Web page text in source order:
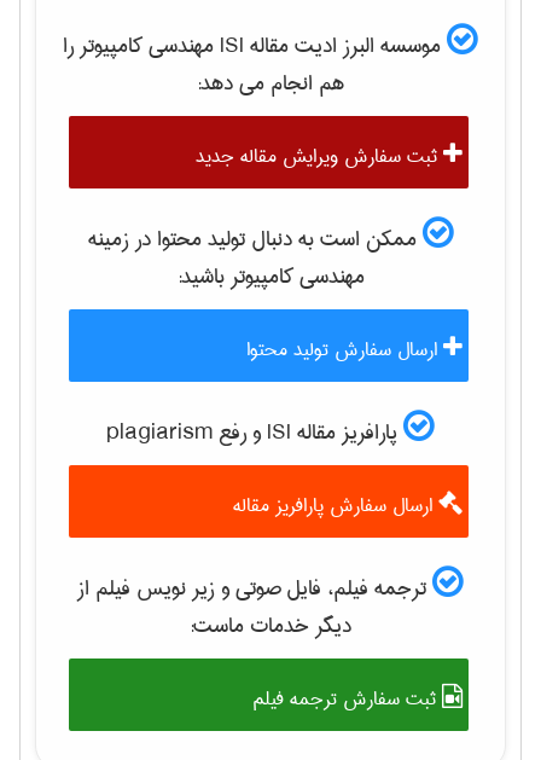
موسسه البرز ادیت مقاله ISI مهندسی كامپيوتررا
هم انجام می دهد:
ثبت سفارش ویرایش مقاله جدید
ممکن است به دنبال تولید محتوا در زمینه
مهندسی كامپيوترباشید:
ارسال سفارش تولید محتوا
پارافریز مقاله ISI و رفع plagiarism
ارسال سفارش پارافریز مقاله
ترجمه فیلم، فایل صوتی و زیر نویس فیلم از
دیگر خدمات ماست:
ثبت سفارش ترجمه فیلم